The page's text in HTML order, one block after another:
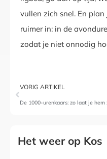
vullen zich snel. En
ruimer in: in de
zodat je niet onnodig
VORIG ARTIKEL
Het weer op Kos